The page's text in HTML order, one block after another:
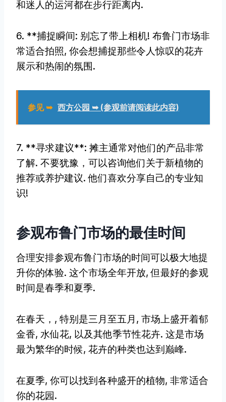
和迷人的运河都在步行距离内.
6. **捕捉瞬间: 别忘了带上相机! 布鲁门市场非
常适合拍照, 你会想捕捉那些令人惊叹的花卉
展示和热闹的氛围.
参见 ➥ 西方公园 ➥ (参观前请阅读此内容)
7. **寻求建议**: 摊主通常对他们的产品非常
了解. 不要犹豫，可以咨询他们关于新植物的
推荐或养护建议. 他们喜欢分享自己的专业知
识!
参观布鲁门市场的最佳时间
合理安排参观布鲁门市场的时间可以极大地提
升你的体验. 这个市场全年开放, 但最好的参观
时间是春季和夏季.
在春天，, 特别是三月至五月, 市场上盛开着郁
金香, 水仙花, 以及其他季节性花卉. 这是市场
最为繁华的时候, 花卉的种类也达到巅峰.
在夏季, 你可以找到各种盛开的植物, 非常适合
你的花园.